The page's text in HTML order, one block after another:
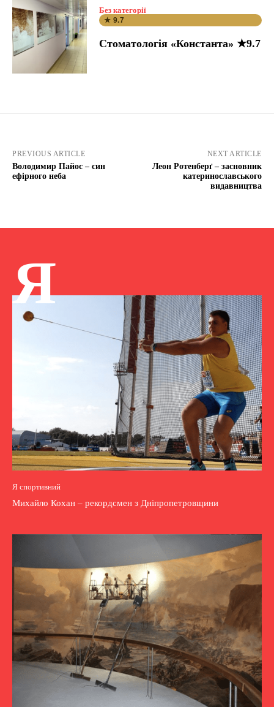
Без категорії
★ 9.7
Стоматологія «Константа» ★9.7
PREVIOUS ARTICLE
Володимир Пайос – син
ефірного неба
NEXT ARTICLE
Леон Ротенберґ – засновник
катеринославського
видавництва
Я
Я спортивний
Михайло Кохан – рекордсмен з Дніпропетровщини